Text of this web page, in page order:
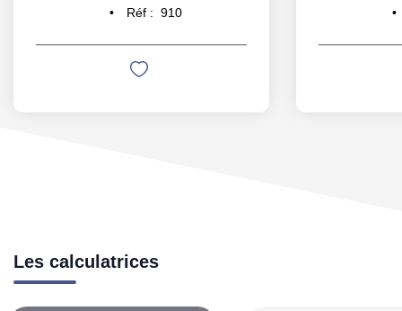
Réf : 910
Les calculatrices